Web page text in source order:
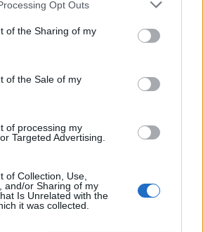
Opt Outs
of the Sharing of my
of the Sale of my
of processing my
Targeted Advertising.
of Collection, Use,
and/or Sharing of my
Is Unrelated with the
it was collected.
29 - 100
FVEntrato Uscito